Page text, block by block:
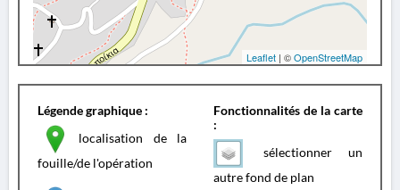
Leaflet | ©OpenStreetMap
Légende graphique :
localisation de la
fouille/de l'opération
Fonctionnalités de la carte
:
sélectionner un
autre fond de plan